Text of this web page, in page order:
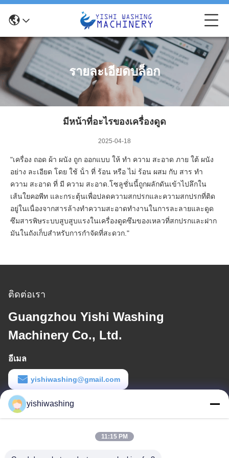
รายละเอียดบล็อก
มีหน้าที่อะไรของเครื่องดูด
2025-04-18
"เครื่อง ถอด ผ้า ผนัง ถูก ออกแบบ ให้ ทํา ความ สะอาด ภาย ใต้ ผนัง
อย่าง ละเอียด โดย ใช้ น้ํา ที่ ร้อน หรือ ไม่ ร้อน ผสม กับ สาร ทํา
ความ สะอาด ที่ มี ความ สะอาด.โซลูชั่นนี้ถูกผลักดันเข้าไปลึกใน
เส้นใยคอพีท และกระตุ้นเพื่อปลดความสกปรกและความสกปรกที่ติด
อยู่ในเนื่องจากสารล้างทําความสะอาดทํางานในการละลายและดูด
ซึมสารพิษระบบสูบสูบแรงในเครื่องดูดซึมของเหลวที่สกปรกและฝาก
มันในถังเก็บสําหรับการกําจัดที่สะดวก."
ติดต่อเรา
Guangzhou Yishi Washing
Machinery Co., Ltd.
อีเมล
yishiwashing@gmail.com
เวลาทํางาน
9:00-18:00
yishiwashing
11:15 PM